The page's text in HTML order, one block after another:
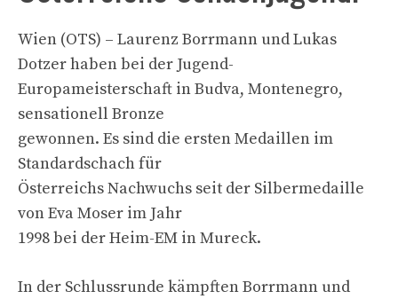
Wien (OTS) – Laurenz Borrmann und Lukas
Dotzer haben bei der Jugend-
Europameisterschaft in Budva, Montenegro,
sensationell Bronze
gewonnen. Es sind die ersten Medaillen im
Standardschach für
Österreichs Nachwuchs seit der Silbermedaille
von Eva Moser im Jahr
1998 bei der Heim-EM in Mureck.
In der Schlussrunde kämpften Borrmann und